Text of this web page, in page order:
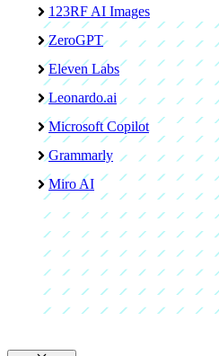
123RF AI Images
ZeroGPT
Eleven Labs
Leonardo.ai
Microsoft Copilot
Grammarly
Miro AI